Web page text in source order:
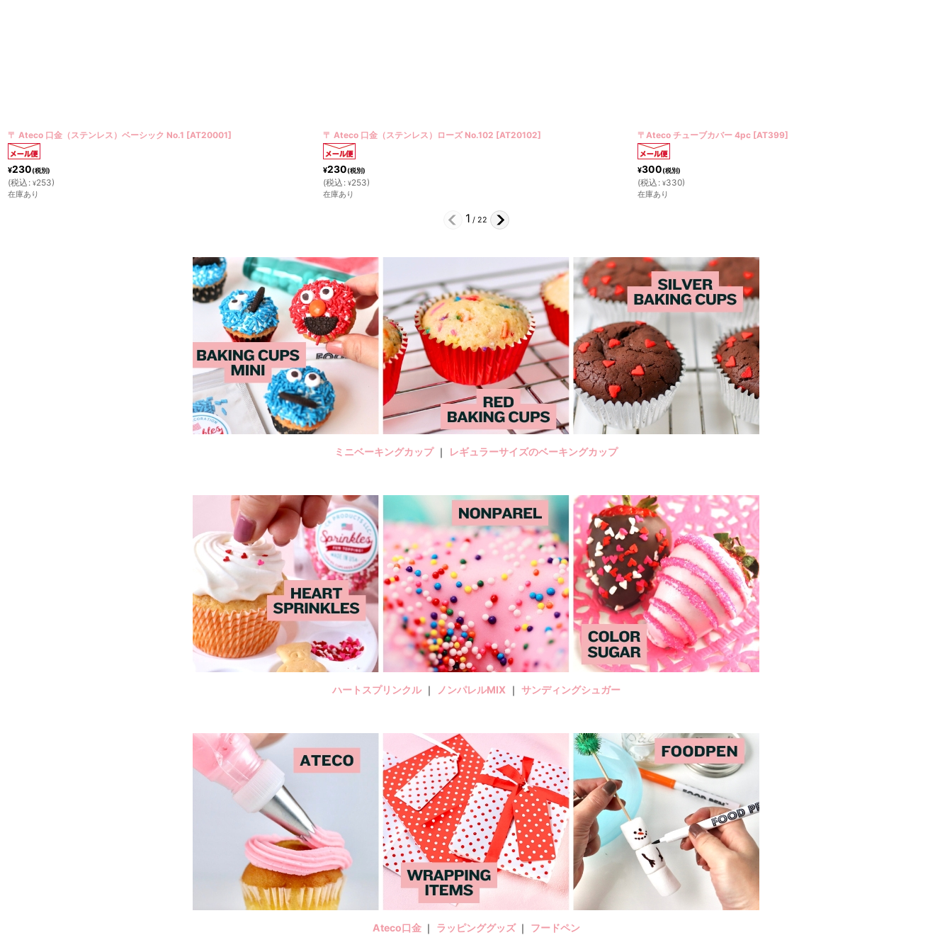
〒 Ateco 口金（ステンレス）ローズ No.102 [ AT20102]
¥230(税別)
(税込 : ¥253)
在庫あり
〒Ateco チューブカバー 4pc [AT399]
¥300(税別)
(税込 : ¥330)
在庫あり
〒 Ateco 口金（ステンレス）モンブラン No.234
¥300(税別)
(税込 : ¥330)
在庫あり
2 /22
ミニベーキングカップ｜ レギュラーサイズのベーキングカップ
ハートスプリンクル｜ ノンパレルMIX ｜ サンディングシュガー
Ateco口金 ｜ ラッピンググッズ ｜ フードペン